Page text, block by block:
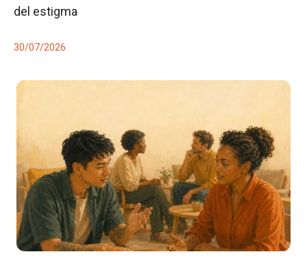
del estigma
30/07/2026